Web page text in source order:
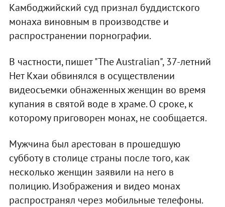
Камбоджийский суд признал буддистского
монаха виновным в производстве и
распространении порнографии.
В частности, пишет "The Australian", 37-летний
Нет Кхаи обвинялся в осуществлении
видеосъемки обнаженных женщин во время
купания в святой воде в храме. О сроке, к
которому приговорен монах, не сообщается.
Мужчина был арестован в прошедшую
субботу в столице страны после того, как
несколько женщин заявили на него в
полицию. Изображения и видео монах
распространял через мобильные телефоны.